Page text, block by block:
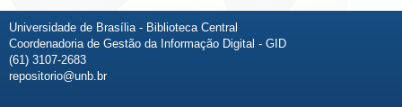
Universidade de Brasília - Biblioteca Central
Coordenadoria de Gestão da Informação Digital - GID
(61) 3107-2683
repositorio@unb.br